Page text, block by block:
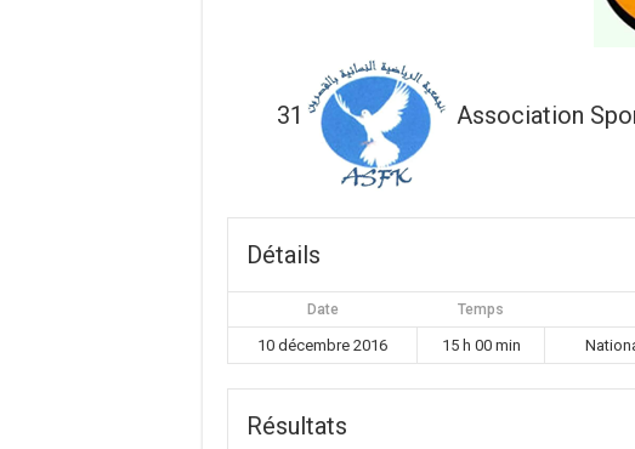
31 Association
Détails
Date Temps
10 décembre 2016 15 h 00 min
Résultats